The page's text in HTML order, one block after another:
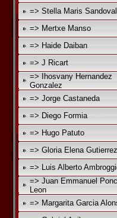
=> Stella Maris Sandoval
=> Mertxe Manso
=> Haide Daiban
=> J Ricart
=> Ihosvany Hernandez
Gonzalez
=> Jorge Castaneda
=> Diego Formia
=> Hugo Patuto
=> Gloria Elena
=> Luis Alberto
=> Juan Emmanuel
Leon
=> Margarita Garcia